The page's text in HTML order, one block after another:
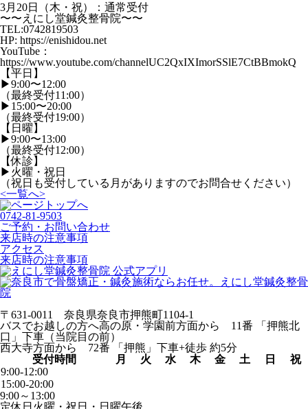
3月20日（木・祝）：通常受付
〜〜えにし堂鍼灸整骨院〜〜
TEL:0742819503
HP: https://enishidou.net
YouTube：
https://www.youtube.com/channelUC2QxIXImorSSlE7CtBBmokQ
【平日】
▶︎9:00〜12:00
（最終受付11:00）
▶︎15:00〜20:00
（最終受付19:00）
【日曜】
▶︎9:00〜13:00
（最終受付12:00）
【休診】
▶︎火曜・祝日
（祝日も受付している月がありますのでお問合せください）
<一覧へ>
0742-81-9503
ご予約・お問い合わせ
来店時の注意事項
アクセス
来店時の注意事項
〒631-0011 奈良県奈良市押熊町1104-1
バスでお越しの方へ高の原・学園前方面から 11番 「押熊北
口」下車（当院目の前）
西大寺方面から 72番 「押熊」下車+徒歩 約5分
受付時間
月 火 水 木 金 土 日
祝
9:00-12:00
15:00-20:00
9:00～13:00
定休日 火曜・祝日・日曜午後